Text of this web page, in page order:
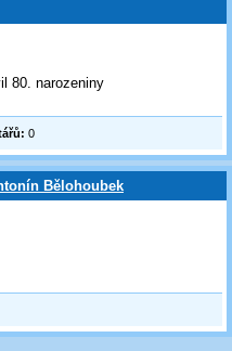
80. narozeniny
0
Bělohoubek